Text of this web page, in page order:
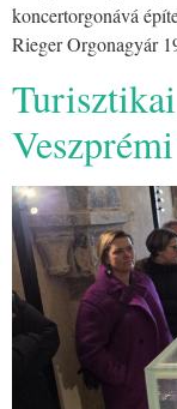
koncertorgonává
Rieger Orgonagyár